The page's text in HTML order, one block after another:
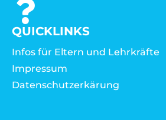
QUICKLINKS
Infos für Eltern und Lehrkräfte
Impressum
Datenschutzerkärung